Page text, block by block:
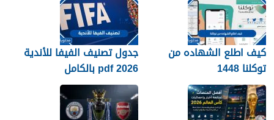
كيف اطلع الشهاده من
توكلنا 1448
جدول تصنيف الفيفا للأندية
2026 pdf بالكامل